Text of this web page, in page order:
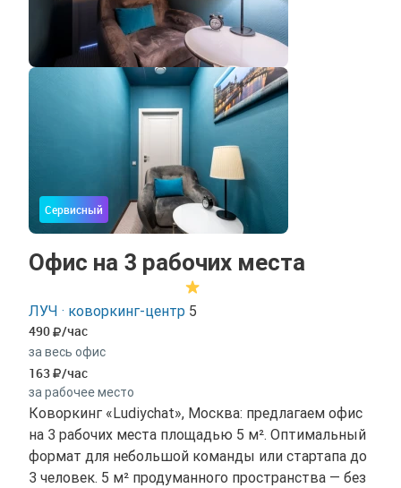
Сервисный
Офис на 3 рабочих места
ЛУЧ · коворкинг-центр 5
490 /час
за весь офис
163 /час
за рабочее место
Коворкинг «Ludiychat», Москва: предлагаем офис
на 3 рабочих места площадью 5 м². Оптимальный
формат для небольшой команды или стартапа до
3 человек. 5 м² продуманного пространства — без